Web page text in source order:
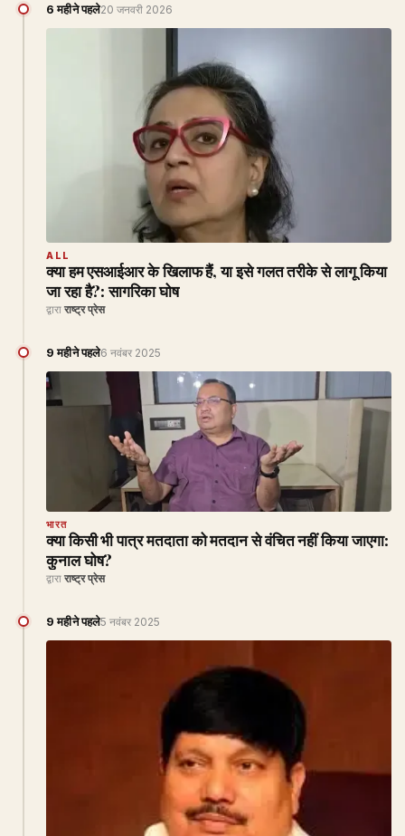
6 महीने पहले20 जनवरी 2026
ALL
क्या हम एसआईआर के खिलाफ हैं, या इसे गलत तरीके से लागू किया
जा रहा है?: सागरिका घोष
द्वारा राष्ट्र प्रेस
9 महीने पहले6 नवंबर 2025
भारत
क्या किसी भी पात्र मतदाता को मतदान से वंचित नहीं किया जाएगा:
कुनाल घोष?
द्वारा राष्ट्र प्रेस
9 महीने पहले5 नवंबर 2025